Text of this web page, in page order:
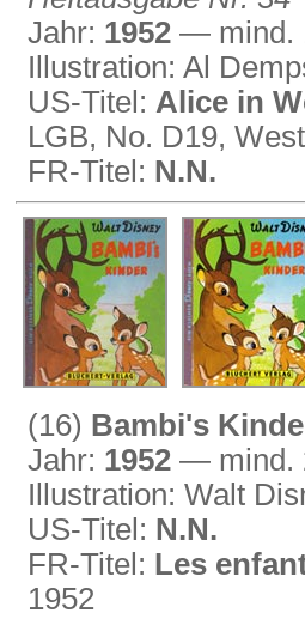
Jahr: 1952 — mind.
Illustration: Al
US-Titel: Alice in
LGB, No. D19,
FR-Titel: N.N.
(16) Bambi's
Jahr: 1952 — mind.
Illustration: Walt
US-Titel: N.N.
FR-Titel: Les
1952